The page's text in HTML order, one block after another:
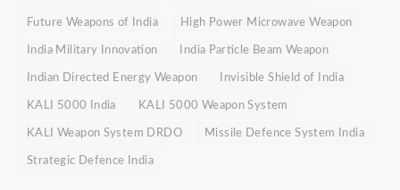
Future Weapons of India High Power Microwave Weapon
India Military Innovation India Particle Beam Weapon
Indian Directed Energy Weapon Invisible Shield of India
KALI 5000 India KALI 5000 Weapon System
KALI Weapon System DRDO Missile Defence System India
Strategic Defence India